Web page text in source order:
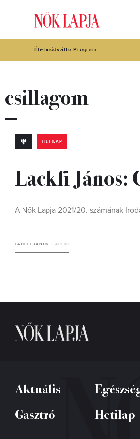
Életmódváltó Program
csillagom
HETILAP
Lackfi János:
A Nők Lapja 2021/20. számának
LACKFI JÁNOS 4 PERC
Aktuális
Gasztró
Hetilap